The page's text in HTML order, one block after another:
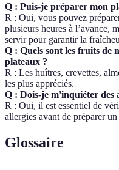
Q : Puis-je préparer mon
R : Oui, vous pouvez
plusieurs heures à l’avance,
servir pour garantir la
Q : Quels sont les fruits de
plateaux ?
R : Les huîtres, crevettes,
les plus appréciés.
Q : Dois-je m'inquiéter des
R : Oui, il est essentiel de
allergies avant de préparer
Glossaire